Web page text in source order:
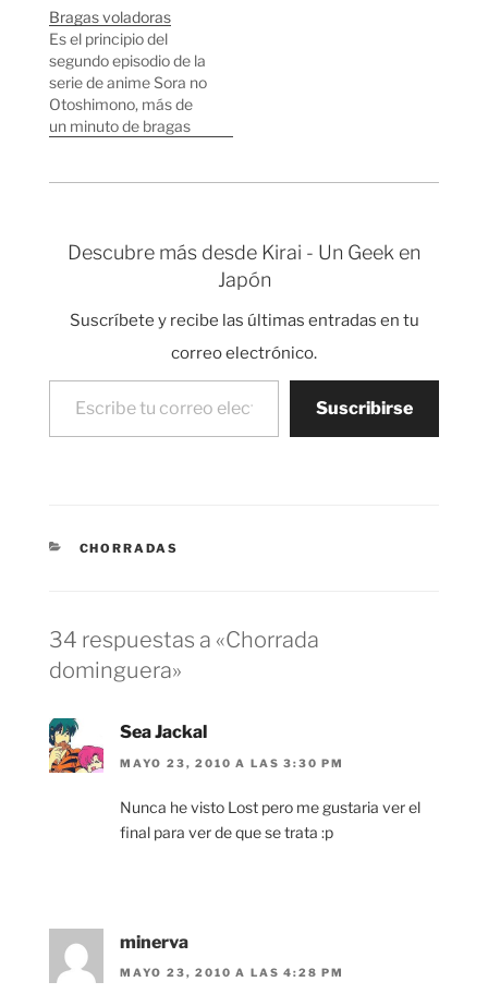
Bragas voladoras
Es el principio del
segundo episodio de la
serie de anime Sora no
Otoshimono, más de
un minuto de bragas
pero queda bien.
monótonos y poco
Descubre más desde Kirai - Un Geek en
Japón
Suscríbete y recibe las últimas entradas en tu
correo electrónico.
Escribe tu correo electrónico…
Suscribirse
CATEGORÍAS
CHORRADAS
34 respuestas a «Chorrada
dominguera»
Sea Jackal
MAYO 23, 2010 A LAS 3:30 PM
Nunca he visto Lost pero me gustaria ver el
final para ver de que se trata :p
minerva
MAYO 23, 2010 A LAS 4:28 PM